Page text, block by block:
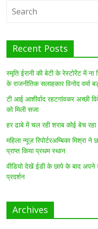
Recent Posts
स्मृति ईरानी की बेटी के रेस्टोरेंट में
के राजनीतिक सलाहकार विनोद वर्मा
टी आई आशीर्वाद रहटगांवकर अच्छी
को मिली सजा
हर ढाबे में चल रही शराब कोई बेच रहा
महिला न्यूज़ रिपोर्टरअम्बिका मिश्रा
प्राप्त किया प्रथम स्थान
वीडियो देखें ईडी के छापे के बाद अपने
प्रदर्शन
Archives